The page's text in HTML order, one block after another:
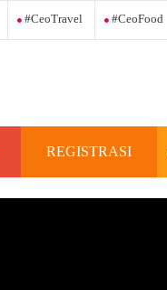
#ceoTravel #ceoFood
REGISTRASI